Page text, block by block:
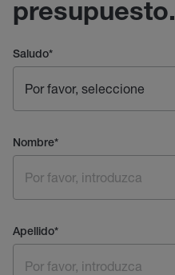
presupuesto.
Saludo*
Nombre*
Apellido*